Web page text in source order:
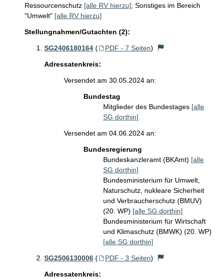
Ressourcenschutz [alle RV hierzu]; Sonstiges im Bereich
"Umwelt" [alle RV hierzu]
Stellungnahmen/Gutachten (2):
SG2406180164 ( PDF - 7 Seiten)
Adressatenkreis:
Versendet am 30.05.2024 an:
Bundestag
Mitglieder des Bundestages [alle
SG dorthin]
Versendet am 04.06.2024 an:
Bundesregierung
Bundeskanzleramt (BKAmt) [alle
SG dorthin]
Bundesministerium für Umwelt,
Naturschutz, nukleare Sicherheit
und Verbraucherschutz (BMUV)
(20. WP) [alle SG dorthin]
Bundesministerium für Wirtschaft
und Klimaschutz (BMWK) (20. WP)
[alle SG dorthin]
SG2506130006 ( PDF - 3 Seiten)
Adressatenkreis: